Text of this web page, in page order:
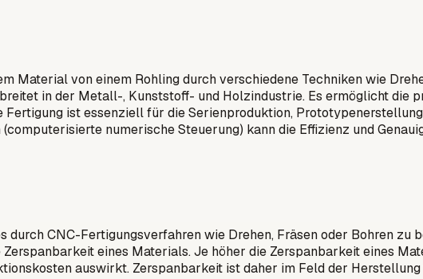
Material von einem Rohling durch verschiedene Techniken wie
in der Metall-, Kunststoff- und Holzindustrie. Es ermöglicht die
ist essenziell für die Serienproduktion,
numerische Steuerung) kann die Effizienz und
CNC-Fertigungsverfahren wie Drehen, Fräsen oder Bohren zu
eines Materials. Je höher die Zerspanbarkeit eines
auswirkt. Zerspanbarkeit ist daher im Feld der